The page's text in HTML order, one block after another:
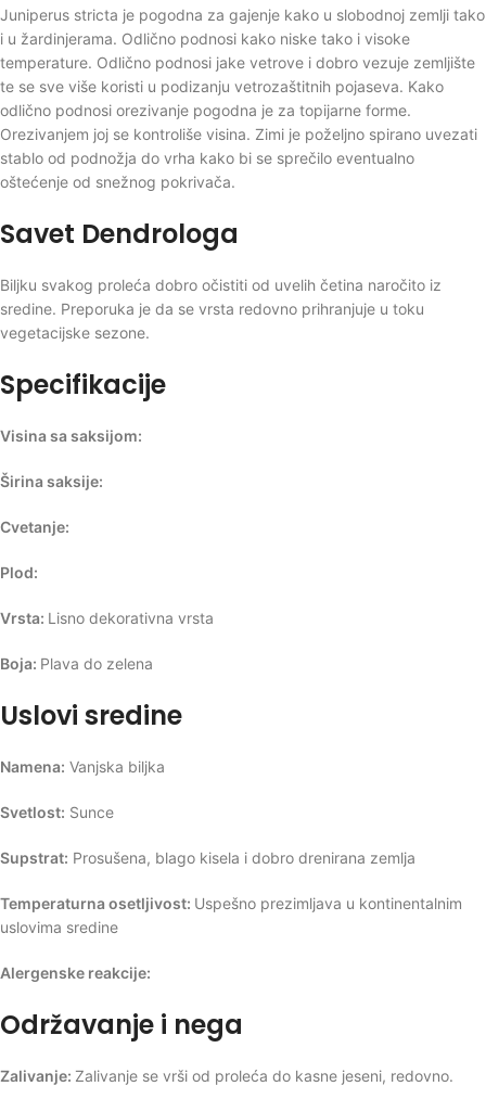
Juniperus stricta je pogodna za gajenje kako u slobodnoj zemlji tako
i u žardinjerama. Odlično podnosi kako niske tako i visoke
temperature. Odlično podnosi jake vetrove i dobro vezuje zemljište
te se sve više koristi u podizanju vetrozaštitnih pojaseva. Kako
odlično podnosi orezivanje pogodna je za topijarne forme.
Orezivanjem joj se kontroliše visina. Zimi je poželjno spirano uvezati
stablo od podnožja do vrha kako bi se sprečilo eventualno
oštećenje od snežnog pokrivača.
Savet Dendrologa
Biljku svakog proleća dobro očistiti od uvelih četina naročito iz
sredine. Preporuka je da se vrsta redovno prihranjuje u toku
vegetacijske sezone.
Specifikacije
Visina sa saksijom:
Širina saksije:
Cvetanje:
Plod:
Vrsta: Lisno dekorativna vrsta
Boja: Plava do zelena
Uslovi sredine
Namena: Vanjska biljka
Svetlost: Sunce
Supstrat: Prosušena, blago kisela i dobro drenirana zemlja
Temperaturna osetljivost: Uspešno prezimljava u kontinentalnim
uslovima sredine
Alergenske reakcije:
Održavanje i nega
Zalivanje: Zalivanje se vrši od proleća do kasne jeseni, redovno.